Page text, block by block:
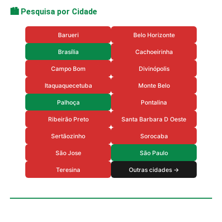
🏙️ Pesquisa por Cidade
Barueri Belo Horizonte
Brasília Cachoeirinha
Campo Bom Divinópolis
Itaquaquecetuba Monte Belo
Palhoça Pontalina
Ribeirão Preto Santa Barbara D Oeste
Sertãozinho Sorocaba
São Jose São Paulo
Teresina Outras cidades →